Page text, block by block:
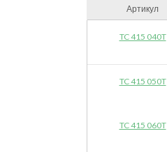
Артикул
TC 415 040T
TC 415 050T
TC 415 060T